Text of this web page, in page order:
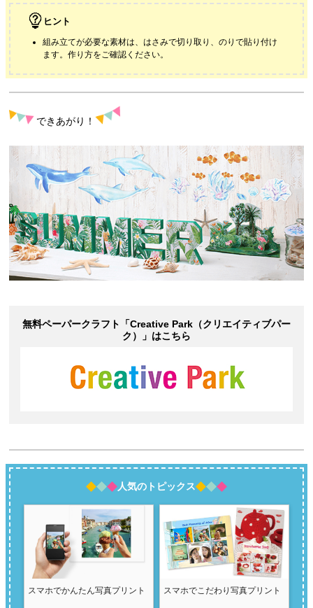
ヒント
組み立てが必要な素材は、はさみで切り取り、のりで貼り付け
ます。作り方をご確認ください。
できあがり！
無料ペーパークラフト「Creative Park（クリエイティブパー
ク）」はこちら
人気のトピックス
スマホでかんたん写真プリント スマホでこだわり写真プリント